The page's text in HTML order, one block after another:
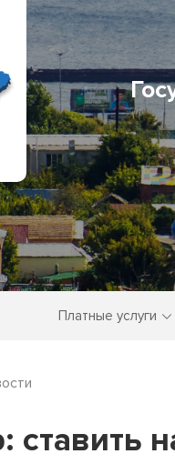
Платные услуги
ставить